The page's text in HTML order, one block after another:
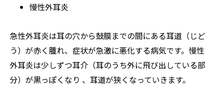
慢性外耳炎
急性外耳炎は耳の穴から鼓膜までの間にある耳道（じど
う）が赤く腫れ、症状が急激に悪化する病気です。慢性
外耳炎は少しずつ耳介（耳のうち外に飛び出している部
分）が黒っぽくなり 、耳道が狭くなっていきます。